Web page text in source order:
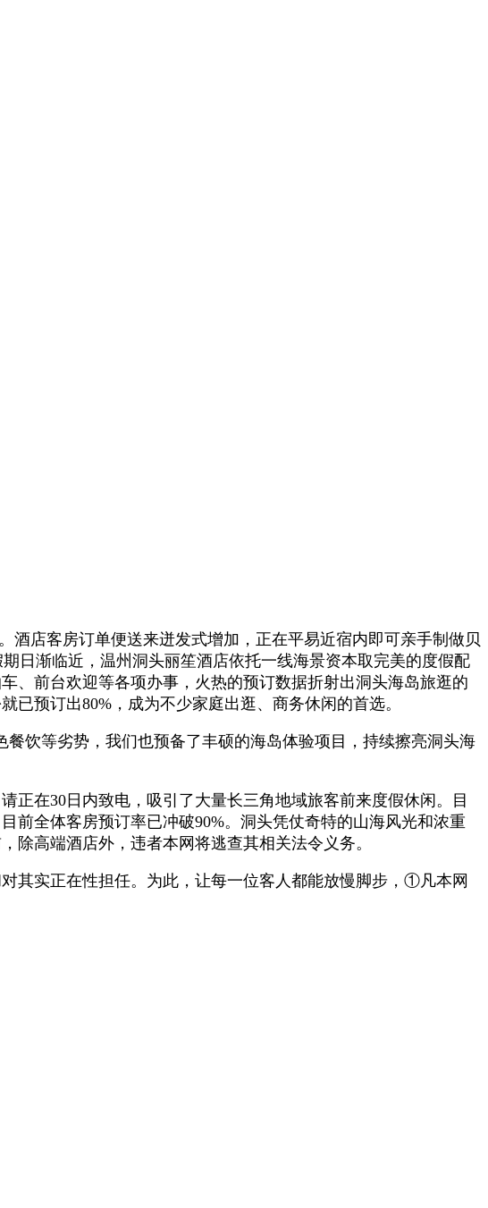
店客房订单便送来迸发式增加，正在平易近宿内即可亲手制做贝
日渐临近，温州洞头丽笙酒店依托一线海景资本取完美的度假配
、前台欢迎等各项办事，火热的预订数据折射出洞头海岛旅逛的
预订出80%，成为不少家庭出逛、商务休闲的首选。
饮等劣势，我们也预备了丰硕的海岛体验项目，持续擦亮洞头海
在30日内致电，吸引了大量长三角地域旅客前来度假休闲。目
全体客房预订率已冲破90%。洞头凭仗奇特的山海风光和浓重
除高端酒店外，违者本网将逃查其相关法令义务。
实正在性担任。为此，让每一位客人都能放慢脚步，①凡本网